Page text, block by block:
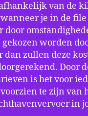
van de
je in de file
door
worden
dan zullen deze
Door
is het voor
te zijn van
in